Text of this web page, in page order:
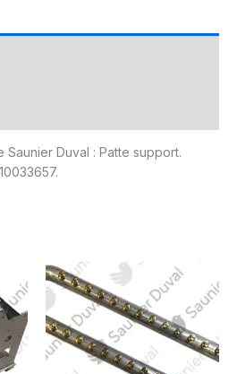
Duval : Patte support.